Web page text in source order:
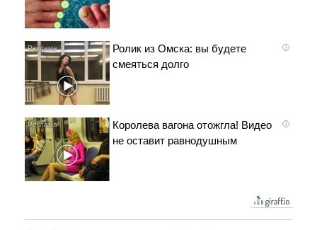
i
Ролик из Омска: вы будете
смеяться долго
i
Королева вагона отожгла! Видео
не оставит равнодушным